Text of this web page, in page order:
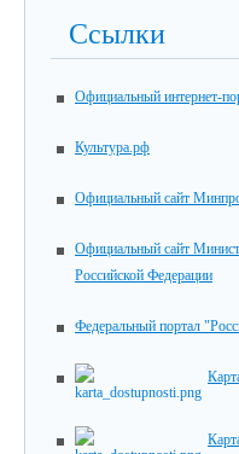
Ссылки
Официальный интернет-
Культура.рф
Официальный сайт
Официальный сайт
Российской Федерации
Федеральный портал